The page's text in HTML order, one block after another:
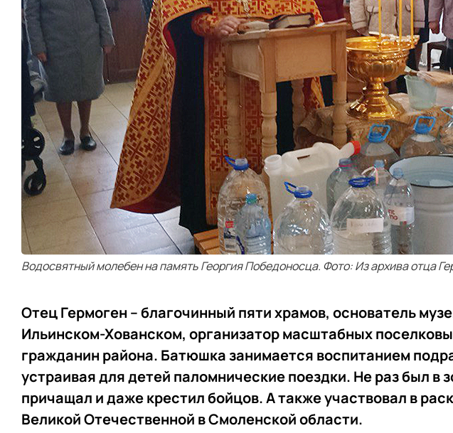
Водосвятный молебен на память Георгия Победоносца. Фото: Из архива отца
Отец Гермоген – благочинный пяти храмов, основатель
Ильинском-Хованском, организатор масштабных
гражданин района. Батюшка занимается воспитанием
устраивая для детей паломнические поездки. Не раз был в
причащал и даже крестил бойцов. А также участвовал в
Великой Отечественной в Смоленской области.